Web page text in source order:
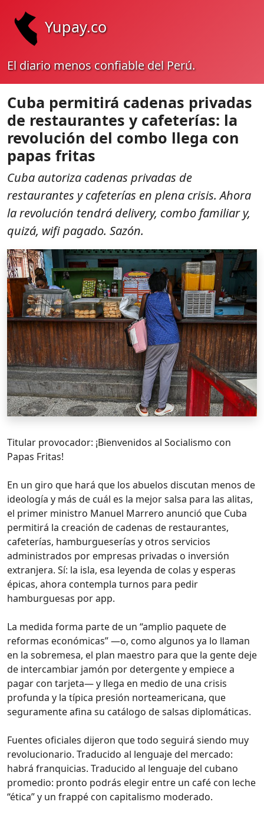
Yupay.co
El diario menos confiable del Perú.
Cuba permitirá cadenas privadas
de restaurantes y cafeterías: la
revolución del combo llega con
papas fritas
Cuba autoriza cadenas privadas de
restaurantes y cafeterías en plena crisis. Ahora
la revolución tendrá delivery, combo familiar y,
quizá, wifi pagado. Sazón.
Titular provocador: ¡Bienvenidos al Socialismo con
Papas Fritas!
En un giro que hará que los abuelos discutan menos de
ideología y más de cuál es la mejor salsa para las alitas,
el primer ministro Manuel Marrero anunció que Cuba
permitirá la creación de cadenas de restaurantes,
cafeterías, hamburgueserías y otros servicios
administrados por empresas privadas o inversión
extranjera. Sí: la isla, esa leyenda de colas y esperas
épicas, ahora contempla turnos para pedir
hamburguesas por app.
La medida forma parte de un “amplio paquete de
reformas económicas” —o, como algunos ya lo llaman
en la sobremesa, el plan maestro para que la gente deje
de intercambiar jamón por detergente y empiece a
pagar con tarjeta— y llega en medio de una crisis
profunda y la típica presión norteamericana, que
seguramente afina su catálogo de salsas diplomáticas.
Fuentes oficiales dijeron que todo seguirá siendo muy
revolucionario. Traducido al lenguaje del mercado:
habrá franquicias. Traducido al lenguaje del cubano
promedio: pronto podrás elegir entre un café con leche
“ética” y un frappé con capitalismo moderado.